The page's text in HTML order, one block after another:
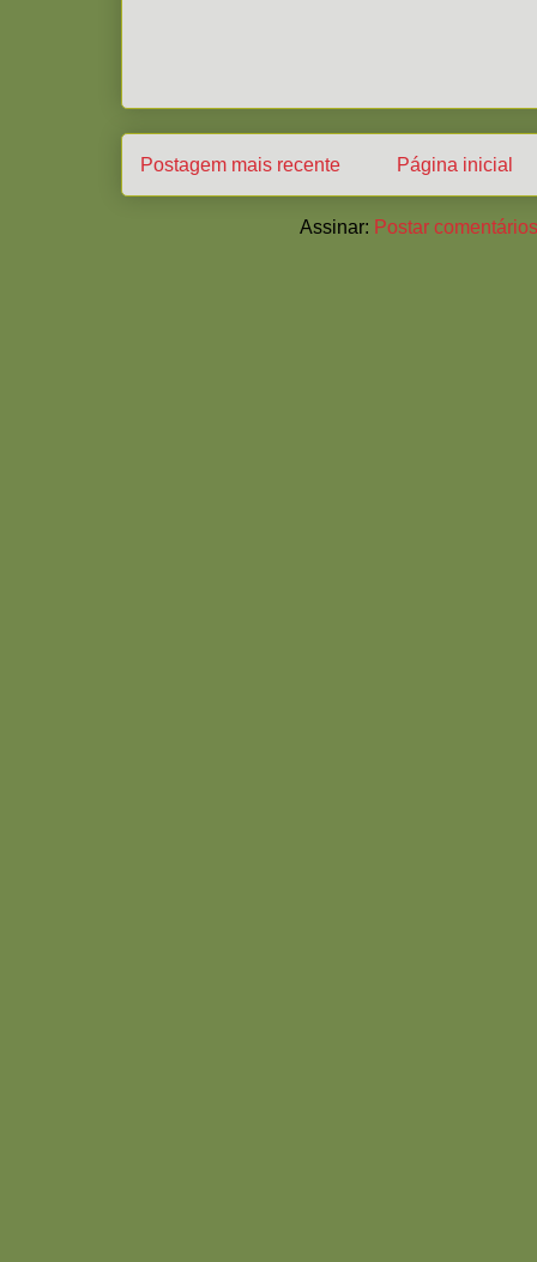
Postagem mais recente Página inicial
Assinar: Postar